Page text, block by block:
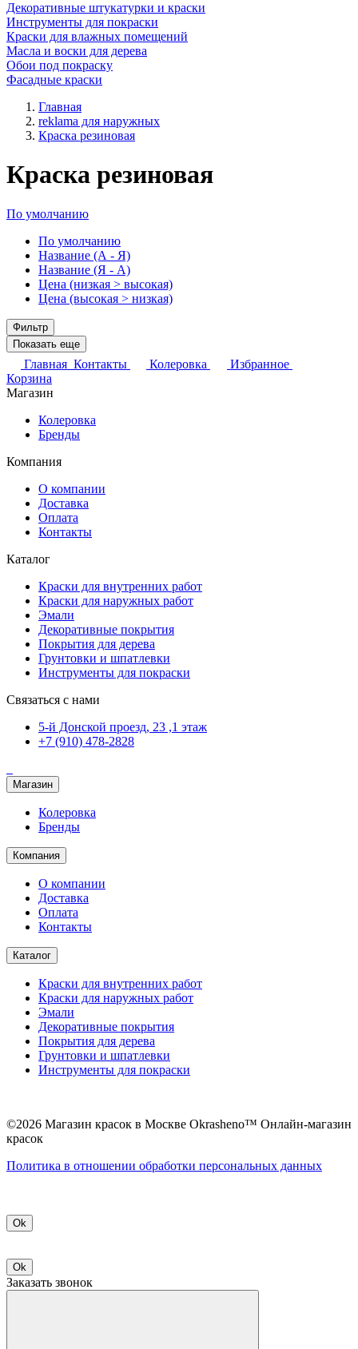
Декоративные штукатурки и краски
Инструменты для покраски
Краски для влажных помещений
Масла и воски для дерева
Обои под покраску
Фасадные краски
Главная
reklama для наружных
Краска резиновая
Краска резиновая
По умолчанию
По умолчанию
Название (А - Я)
Название (Я - А)
Цена (низкая > высокая)
Цена (высокая > низкая)
Фильтр
Показать еще
Главная Контакты Колеровка
Избранное
Корзина
Магазин
Колеровка
Бренды
Компания
О компании
Доставка
Оплата
Контакты
Каталог
Краски для внутренних работ
Краски для наружных работ
Эмали
Декоративные покрытия
Покрытия для дерева
Грунтовки и шпатлевки
Инструменты для покраски
Связаться с нами
5-й Донской проезд, 23 ,1 этаж
+7 (910) 478-2828
Магазин
Колеровка
Бренды
Компания
О компании
Доставка
Оплата
Контакты
Каталог
Краски для внутренних работ
Краски для наружных работ
Эмали
Декоративные покрытия
Покрытия для дерева
Грунтовки и шпатлевки
Инструменты для покраски
©2026 Магазин красок в Москве Okrasheno™ Онлайн-магазин
красок
Политикa в отношении обработки персональных данных
Ok
Ok
Заказать звонок